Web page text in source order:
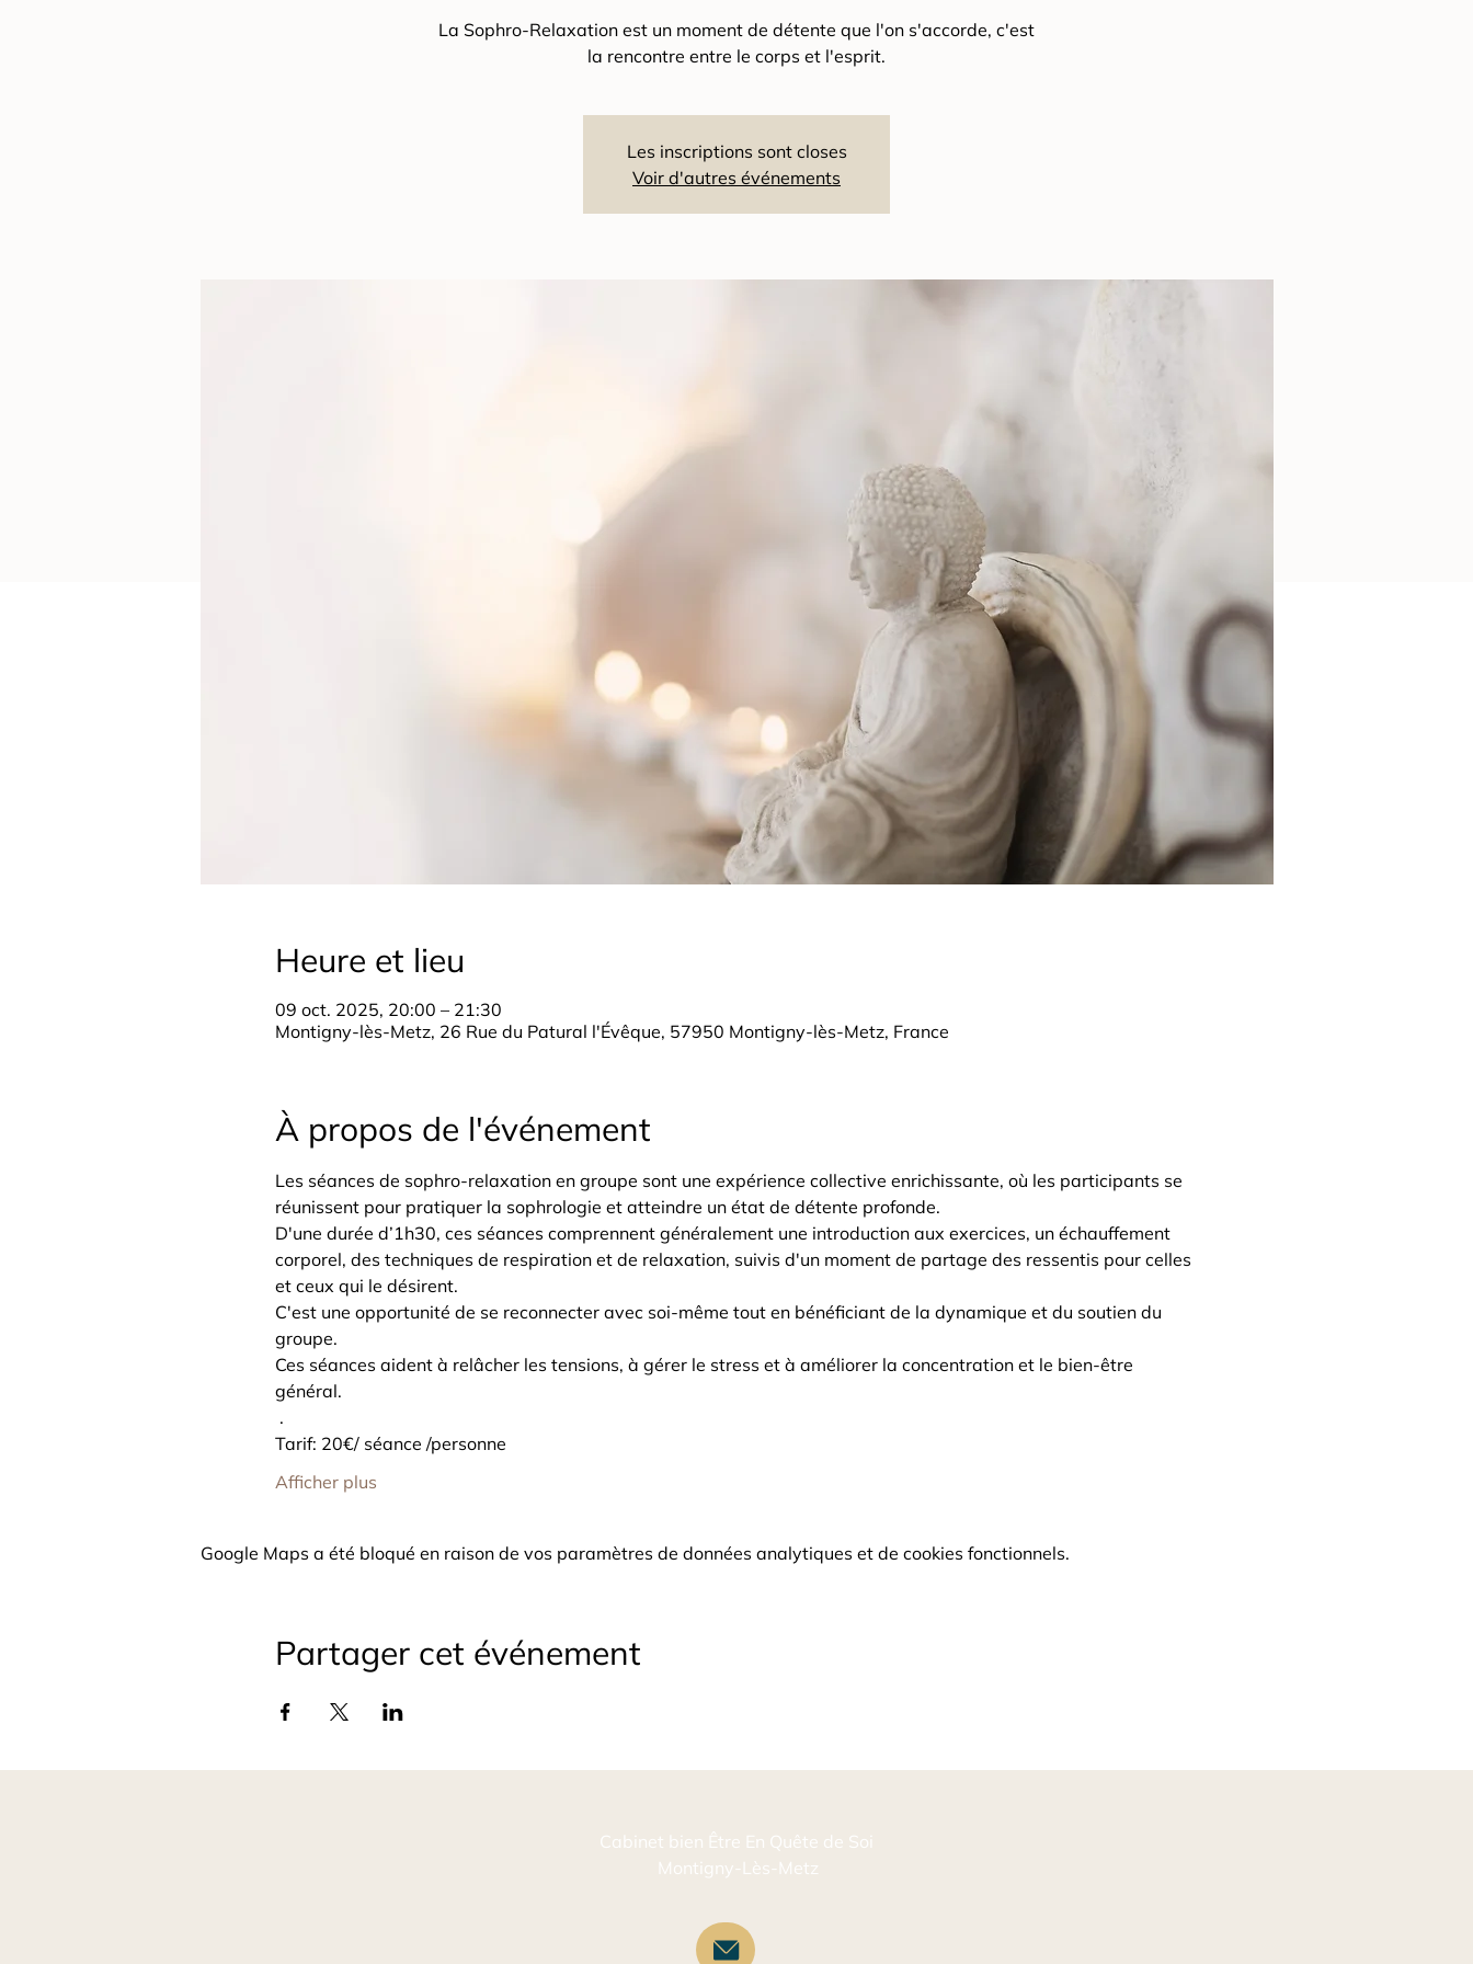
La Sophro-Relaxation est un moment de détente que l'on s'accorde, c'est
la rencontre entre le corps et l'esprit.
Les inscriptions sont closes
Voir d'autres événements
Heure et lieu
09 oct. 2025, 20:00 – 21:30
Montigny-lès-Metz, 26 Rue du Patural l'Évêque, 57950 Montigny-lès-Metz, France
À propos de l'événement
Les séances de sophro-relaxation en groupe sont une expérience collective enrichissante, où les participants se
réunissent pour pratiquer la sophrologie et atteindre un état de détente profonde.
D'une durée d’1h30, ces séances comprennent généralement une introduction aux exercices, un échauffement
corporel, des techniques de respiration et de relaxation, suivis d'un moment de partage des ressentis pour celles
et ceux qui le désirent.
C'est une opportunité de se reconnecter avec soi-même tout en bénéficiant de la dynamique et du soutien du
groupe.
Ces séances aident à relâcher les tensions, à gérer le stress et à améliorer la concentration et le bien-être
général.
.
Tarif: 20€/ séance /personne
Afficher plus
Google Maps a été bloqué en raison de vos paramètres de données analytiques et de cookies fonctionnels.
Partager cet événement
Cabinet bien Être En Quête de Soi
Montigny-Lès-Metz